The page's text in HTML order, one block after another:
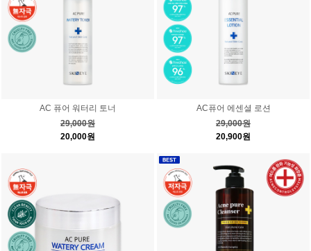
AC 퓨어 워터리 토너
29,000원
20,000원
AC퓨어 에센셜 로션
29,000원
20,900원